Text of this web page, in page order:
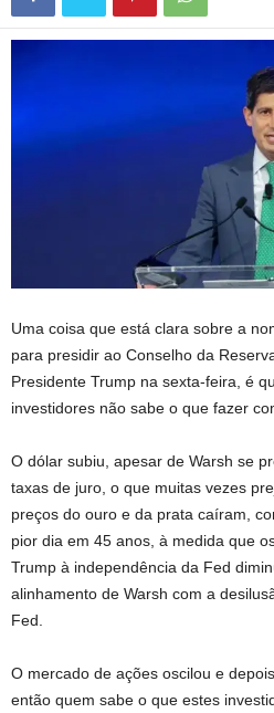
Uma coisa que está clara sobre a
para presidir ao Conselho da
Presidente Trump na sexta-feira, é
investidores não sabe o que fazer
O dólar subiu, apesar de Warsh se
taxas de juro, o que muitas vezes
preços do ouro e da prata caíram,
pior dia em 45 anos, à medida que
Trump à independência da Fed
alinhamento de Warsh com a
Fed.
O mercado de ações oscilou e
então quem sabe o que estes